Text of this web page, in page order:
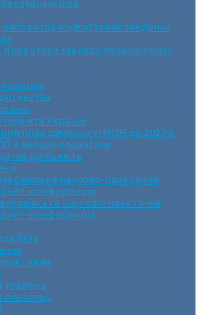
ігри
«Життєвих завдань»
закладу позашкільної
України
план діяльності МОН до 2027 р.
в умовах карантину
діяльність
науково-практична
конференція
науково-практична
конференція
база
травень
листопад